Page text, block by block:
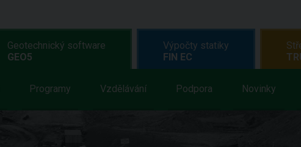
Geotechnický software
GEO5
Programy Vzdělávání Podpora Novinky
Výpočty statiky
FIN EC